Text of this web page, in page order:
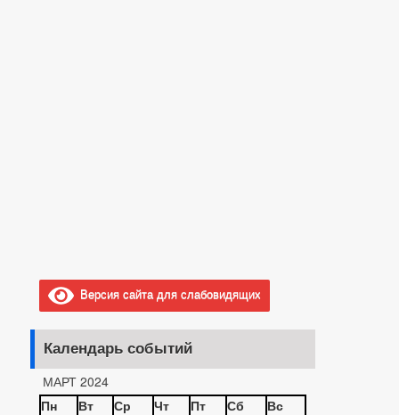
Версия сайта для слабовидящих
Календарь событий
МАРТ 2024
Пн
Вт Ср Чт Пт Сб Вс